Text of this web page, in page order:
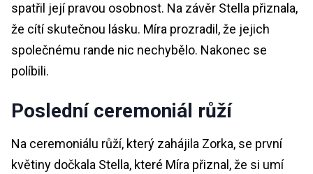
spatřil její pravou osobnost. Na závěr Stella přiznala,
že cítí skutečnou lásku. Míra prozradil, že jejich
společnému rande nic nechybělo. Nakonec se
políbili.
Poslední ceremoniál růží
Na ceremoniálu růží, který zahájila Zorka, se první
květiny dočkala Stella, které Míra přiznal, že si umí